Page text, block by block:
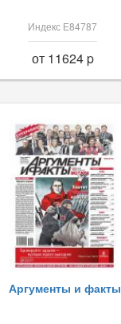
Индекс Е84787
от 11624 p
Аргументы и факты